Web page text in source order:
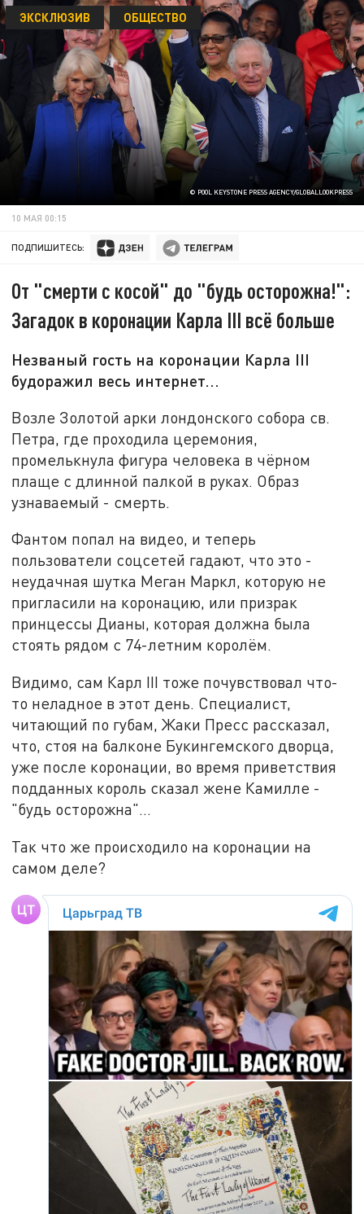
© POOL KEYSTONE PRESS AGENCY/GLOBALLOOKPRESS
ЭКСКЛЮЗИВ ОБЩЕСТВО
10 МАЯ 00:15
ПОДПИШИТЕСЬ:
От "смерти с косой" до "будь осторожна!":
Загадок в коронации Карла III всё больше
Незваный гость на коронации Карла III
будоражил весь интернет...
Возле Золотой арки лондонского собора св.
Петра, где проходила церемония,
промелькнула фигура человека в чёрном
плаще с длинной палкой в руках. Образ
узнаваемый - смерть.
Фантом попал на видео, и теперь
пользователи соцсетей гадают, что это -
неудачная шутка Меган Маркл, которую не
пригласили на коронацию, или призрак
принцессы Дианы, которая должна была
стоять рядом с 74-летним королём.
Видимо, сам Карл III тоже почувствовал что-
то неладное в этот день. Специалист,
читающий по губам, Жаки Пресс рассказал,
что, стоя на балконе Букингемского дворца,
уже после коронации, во время приветствия
подданных король сказал жене Камилле -
"будь осторожна"...
Так что же происходило на коронации на
самом деле?